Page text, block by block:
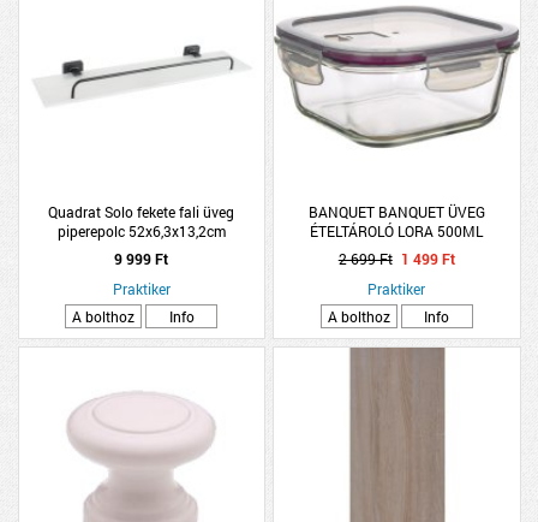
Quadrat Solo fekete fali üveg
piperepolc 52x6,3x13,2cm
9 999 Ft
Praktiker
A bolthoz
Info
BANQUET BANQUET ÜVEG
ÉTELTÁROLÓ LORA 500ML
2 699 Ft 1 499 Ft
Praktiker
A bolthoz
Info